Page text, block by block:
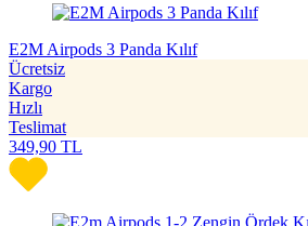
E2M Airpods 3 Panda Kılıf
Ücretsiz
Kargo
Hızlı
Teslimat
349,90 TL